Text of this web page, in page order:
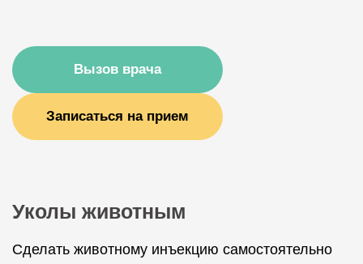
Вызов врача
Записаться на прием
Уколы животным
Сделать животному инъекцию самостоятельно